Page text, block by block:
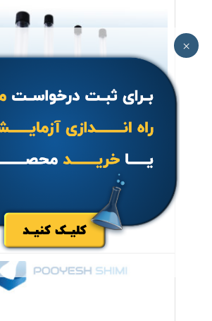
لوله آزمایش در پیچدار
جهت خرید تماس بگیرید.
مشاهده سریع
×